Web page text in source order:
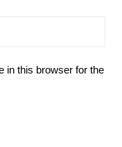
in this browser for the